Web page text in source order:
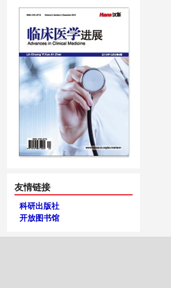
友情链接
科研出版社
开放图书馆